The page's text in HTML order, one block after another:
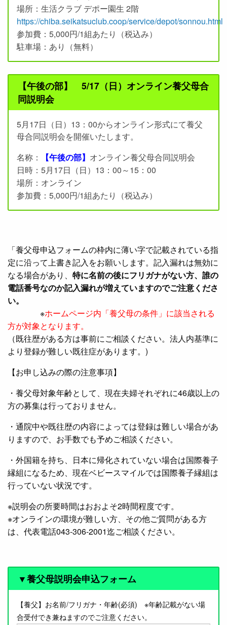
場所：生活クラブ デポー園生 2階
https://chiba.seikatsuclub.coop/service/depot/sonnou.html
参加費：5,000円/1組あたり（税込み）
駐車場：あり（無料）
【午後の部】 5/17（日）オンライン養父母合
同説明会
5月17日（日）13：00からオンライン形式にて養父
母合同説明会を開催いたします。
名称：
【午後の部】 オンライン養父母合同説明会
日時：5月17日（日）13：00～15：00
場所：オンライン
参加費：5,000円/1組あたり（税込み）
「養父母申込フォームの枠内に薄い字で記載されている指
定に沿って上書き記入をお願いします。記入漏れは無効に
なる場合があり、 特に名前の後にフリガナがない方、誰の
電話番号なのか記入漏れが増えていますのでご注意くださ
い。
※ホームページ内「養父母の条件」に該当される
方が対象となります。
（既往歴がある方は事前にご相談ください。法人内基準に
より登録が難しい既往症があります。)
【お申し込みの際の注意事項】
・養父母対象年齢として、現在夫婦それぞれに46歳以上の
方の募集は行っておりません。
・通院中や既往歴の内容によっては登録は難しい場合があ
りますので、お手数でも予めご相談ください。
・外国籍を持ち、日本に帰化されていない場合は国際養子
縁組になるため、現在ベビースマイルでは国際養子縁組は
行っていない状況です。
※説明会の所要時間はおおよそ2時間程度です。
※オンラインの環境が難しい方、その他ご質問がある方
は、代表電話043-306-2001迄ご相談ください。
▼養父母説明会申込フォーム
【養父】お名前/フリガナ・年齢(必須) ※年齢記載がない場
合受付でき兼ねますのでご注意ください。